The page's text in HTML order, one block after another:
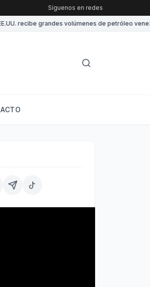
Síguenos en redes
recibe grandes volúmenes de petróleo